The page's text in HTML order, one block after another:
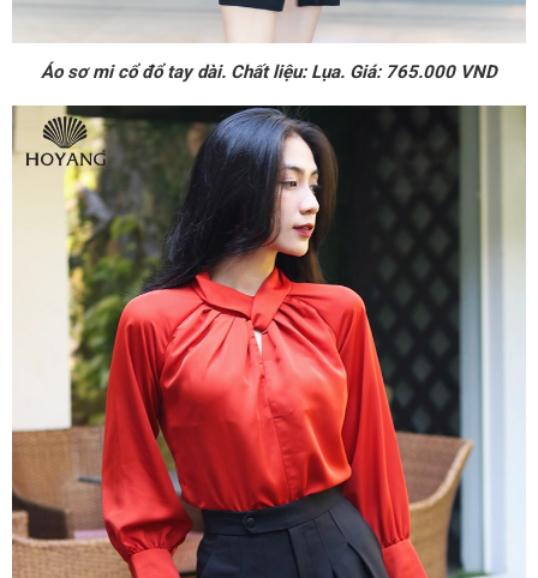
Áo sơ mi cổ đổ tay dài. Chất liệu: Lụa. Giá: 765.000 VND